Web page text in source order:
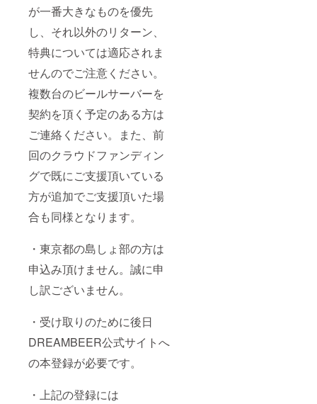
が一番大きなものを優先
し、それ以外のリターン、
特典については適応されま
せんのでご注意ください。
複数台のビールサーバーを
契約を頂く予定のある方は
ご連絡ください。また、前
回のクラウドファンディン
グで既にご支援頂いている
方が追加でご支援頂いた場
合も同様となります。
・東京都の島しょ部の方は
申込み頂けません。誠に申
し訳ございません。
・受け取りのために後日
DREAMBEER公式サイトへ
の本登録が必要です。
・上記の登録には